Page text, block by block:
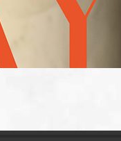
年起，堅守德國製造，創